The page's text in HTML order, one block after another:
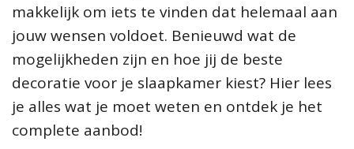
makkelijk om iets te vinden dat helemaal aan
jouw wensen voldoet. Benieuwd wat de
mogelijkheden zijn en hoe jij de beste
decoratie voor je slaapkamer kiest? Hier lees
je alles wat je moet weten en ontdek je het
complete aanbod!